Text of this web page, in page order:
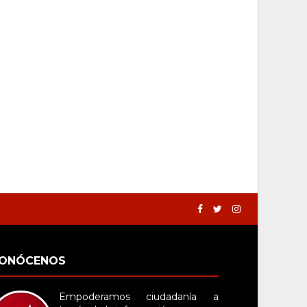
Empoderamos ciudadanía a